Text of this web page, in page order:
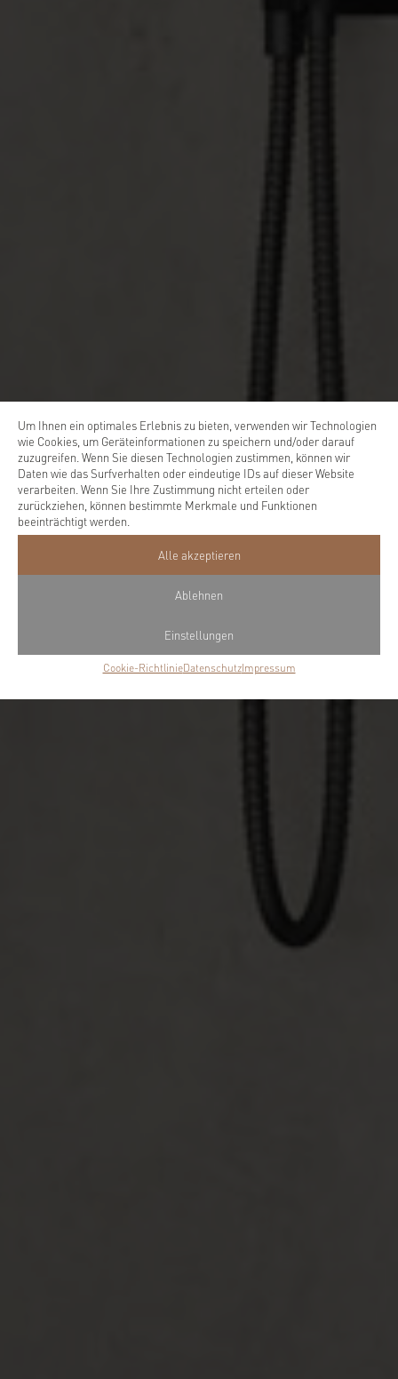
Um Ihnen ein optimales Erlebnis zu bieten, verwenden wir Technologien
wie Cookies, um Geräteinformationen zu speichern und/oder darauf
zuzugreifen. Wenn Sie diesen Technologien zustimmen, können wir
Daten wie das Surfverhalten oder eindeutige IDs auf dieser Website
verarbeiten. Wenn Sie Ihre Zustimmung nicht erteilen oder
zurückziehen, können bestimmte Merkmale und Funktionen
beeinträchtigt werden.
Alle akzeptieren
Ablehnen
Einstellungen
Cookie-RichtlinieDatenschutzImpressum